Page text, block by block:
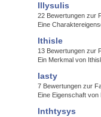
Illysulis
22 Bewertungen zur
Eine
Ithisle
13 Bewertungen zur
Ein Merkmal von
Iasty
7 Bewertungen zur
Eine Eigenschaft
Inthtysys